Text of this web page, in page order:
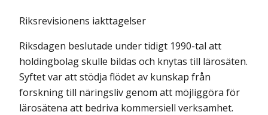
Riksrevisionens iakttagelser
Riksdagen beslutade under tidigt 1990-tal att
holdingbolag skulle bildas och knytas till lärosäten.
Syftet var att stödja flödet av kunskap från
forskning till näringsliv genom att möjliggöra för
lärosätena att bedriva kommersiell verksamhet.